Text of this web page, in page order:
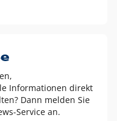
nur in Ausnahmefällen
Weiß-Umsetzungen
Informationen direkt
Dann melden Sie
Service an.